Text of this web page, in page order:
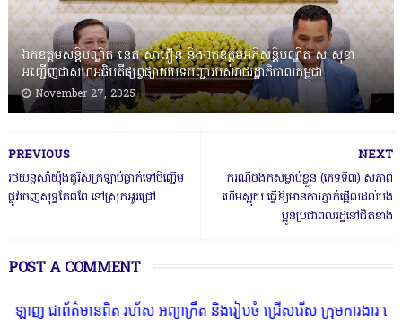
ឯកឧត្តមសន្តិបណ្ឌិត នេត សាវឿន និងឯកឧត្តមអភិសន្តិបណ្ឌិត ស សុខា
អញ្ជើញជាសហអធិបតីផ្សព្វផ្សាយបទបញ្ជារបស់រាជរដ្ឋាភិបាលកម្ពុជា
November 27, 2025
NEXT
ករណីចងកសម្លាប់ខ្លួន (ភេទទី៣) សភាព
ហើមស្អុយ ធ្វើឱ្យមានការភ្ញាក់ផ្អើលដល់បង
ប្អូនប្រជាពលរដ្ឋនៅជិតខាង
PREVIOUS
រថយន្តសាំយ៉ុងតូរីសក្រឡាប់ធ្លាក់ទៅចិញ្ចើម
ផ្លូវចេញសុទ្ធតែពពែ នៅស្រុកអូរជ្រៅ
POST A COMMENT
នពិត រហ័ស អព្យាក្រឹត និងរៀបចំ ជ្រើសរើស ក្រុមការងារ នៅតាមបណ្តាល